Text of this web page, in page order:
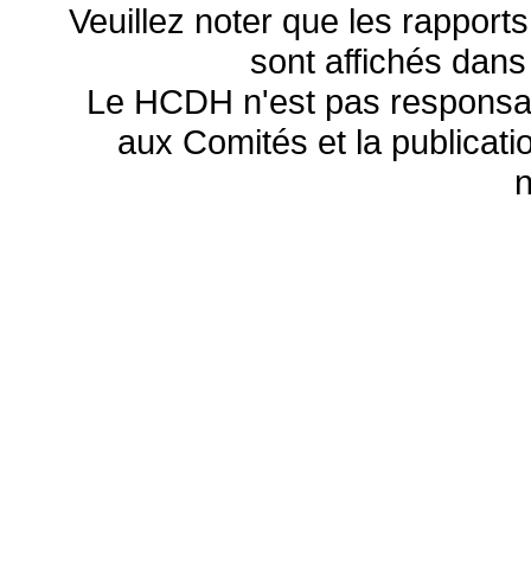
Veuillez noter que les
sont affichés
Le HCDH n'est pas
aux Comités et la